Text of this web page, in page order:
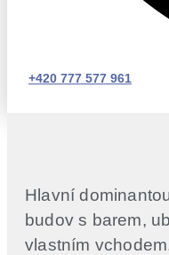
+420 777 577 961
Hlavní
budov s barem,
vlastním